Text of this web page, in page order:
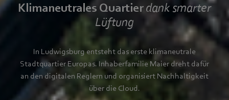
Klimaneutrales Quartierdank smarter
Lüftung
In Ludwigsburg entsteht das erste klimaneutrale
Stadtquartier Europas. Inhaberfamilie Maier dreht dafür
an den digitalen Reglern und organisiert Nachhaltigkeit
über die Cloud.